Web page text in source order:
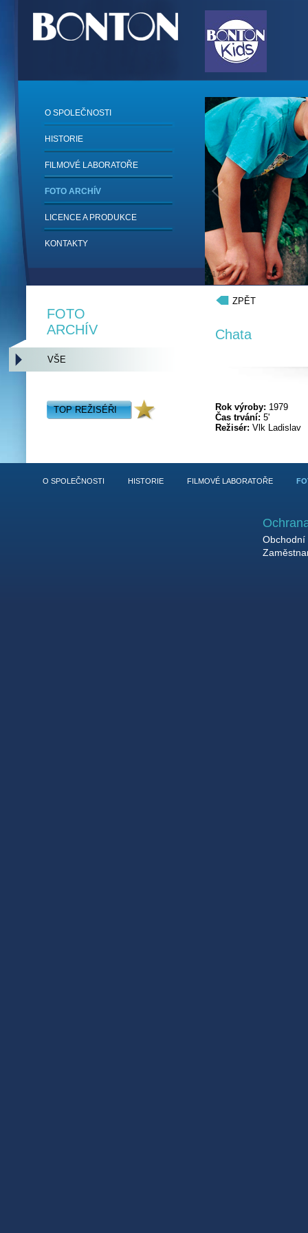
1/6
O SPOLEČNOSTI
HISTORIE
FILMOVÉ LABORATOŘE
FOTO ARCHÍV
LICENCE A PRODUKCE
KONTAKTY
ZPĚT
Chata
Rok výroby: 1979
Čas trvání: 5'
Režisér: Vlk Ladislav
FOTO
ARCHÍV
VŠE
TOP REŽISÉŘI
O SPOLEČNOSTI HISTORIE FILMOVÉ LABORATOŘE
Obchodní